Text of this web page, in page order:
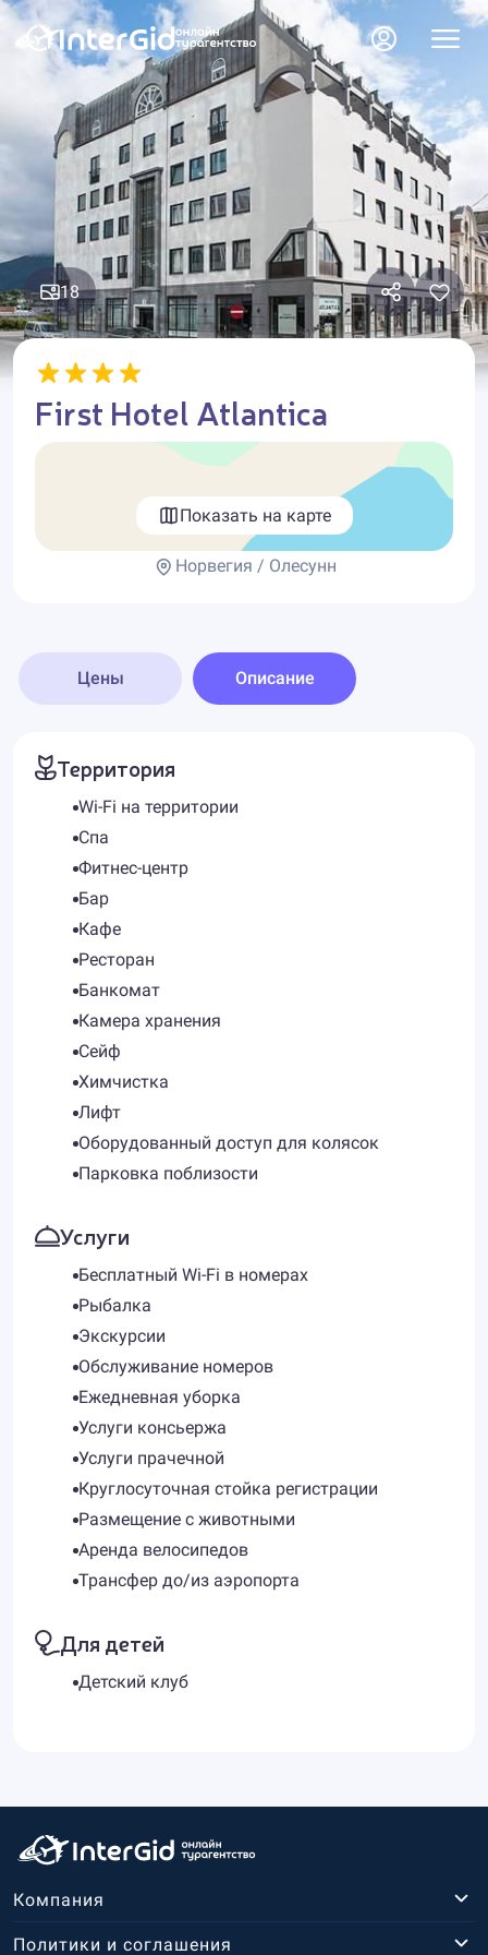
18
First Hotel Atlantica
Показать на карте
Норвегия / Олесунн
Цены Описание
Территория
Wi-Fi на территории
Спа
Фитнес-центр
Бар
Кафе
Ресторан
Банкомат
Камера хранения
Сейф
Химчистка
Лифт
Оборудованный доступ для колясок
Парковка поблизости
Услуги
Бесплатный Wi-Fi в номерах
Рыбалка
Экскурсии
Обслуживание номеров
Ежедневная уборка
Услуги консьержа
Услуги прачечной
Круглосуточная стойка регистрации
Размещение с животными
Аренда велосипедов
Трансфер до/из аэропорта
Для детей
Детский клуб
Компания
Политики и соглашения